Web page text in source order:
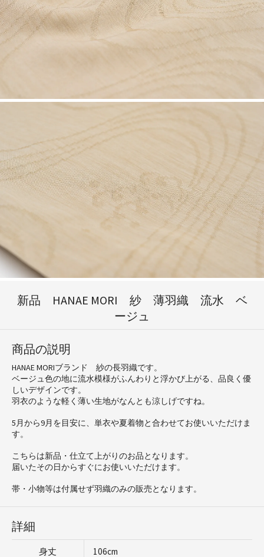
新品 HANAE MORI 紗 薄羽織 流水 ベ
ージュ
商品の説明
HANAE MORIブランド 紗の長羽織です。
ベージュ色の地に流水模様がふんわりと浮かび上がる、品良く優
しいデザインです。
羽衣のような軽く薄い生地がなんとも涼しげですね。
5月から9月を目安に、単衣や夏着物と合わせてお使いいただけま
す。
こちらは新品・仕立て上がりのお品となります。
届いたその日からすぐにお使いいただけます。
帯・小物等は付属せず羽織のみの販売となります。
詳細
身丈 106cm